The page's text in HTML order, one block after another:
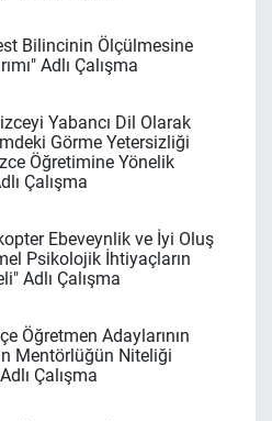
Bilincinin Ölçülmesine
Adlı Çalışma
Yabancı Dil Olarak
Görme Yetersizliği
Öğretimine Yönelik
Çalışma
Ebeveynlik ve İyi Oluş
Psikolojik İhtiyaçların
Adlı Çalışma
Öğretmen Adaylarının
Mentörlüğün Niteliği
Çalışma